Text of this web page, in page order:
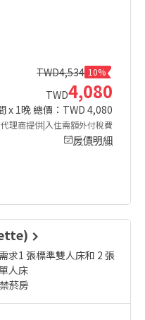
TWD4,534 10%
TWD4,080
x 1晚 總價：TWD 4,080
代理商提供|入住需額外付稅費
房價明細
需求1 張標準雙人床和 2 張
人床
禁菸房